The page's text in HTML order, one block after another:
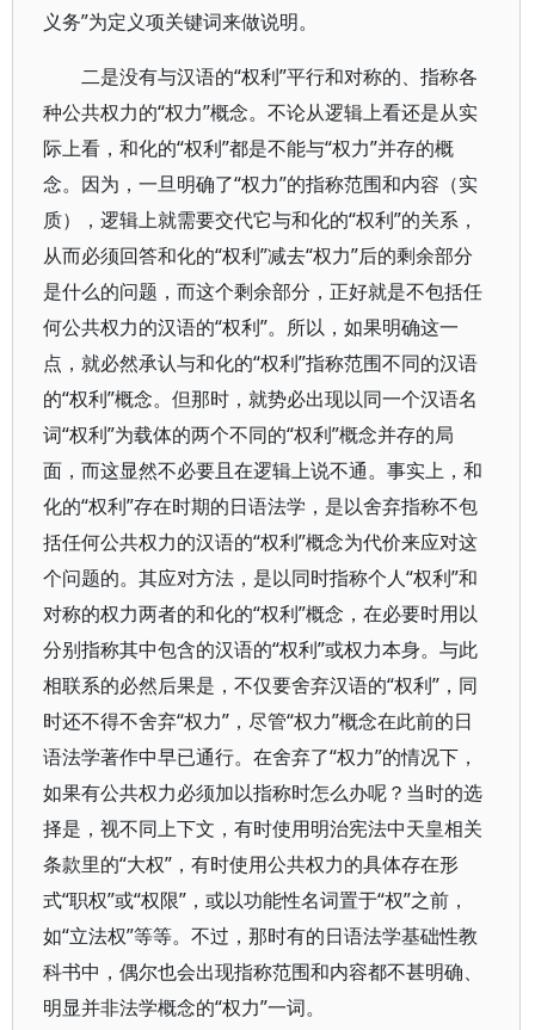
义务”为定义项关键词来做说明。
二是没有与汉语的“权利”平行和对称的、指称各
种公共权力的“权力”概念。不论从逻辑上看还是从实
际上看，和化的“权利”都是不能与“权力”并存的概
念。因为，一旦明确了“权力”的指称范围和内容（实
质），逻辑上就需要交代它与和化的“权利”的关系，
从而必须回答和化的“权利”减去“权力”后的剩余部分
是什么的问题，而这个剩余部分，正好就是不包括任
何公共权力的汉语的“权利”。所以，如果明确这一
点，就必然承认与和化的“权利”指称范围不同的汉语
的“权利”概念。但那时，就势必出现以同一个汉语名
词“权利”为载体的两个不同的“权利”概念并存的局
面，而这显然不必要且在逻辑上说不通。事实上，和
化的“权利”存在时期的日语法学，是以舍弃指称不包
括任何公共权力的汉语的“权利”概念为代价来应对这
个问题的。其应对方法，是以同时指称个人“权利”和
对称的权力两者的和化的“权利”概念，在必要时用以
分别指称其中包含的汉语的“权利”或权力本身。与此
相联系的必然后果是，不仅要舍弃汉语的“权利”，同
时还不得不舍弃“权力”，尽管“权力”概念在此前的日
语法学著作中早已通行。在舍弃了“权力”的情况下，
如果有公共权力必须加以指称时怎么办呢？当时的选
择是，视不同上下文，有时使用明治宪法中天皇相关
条款里的“大权”，有时使用公共权力的具体存在形
式“职权”或“权限”，或以功能性名词置于“权”之前，
如“立法权”等等。不过，那时有的日语法学基础性教
科书中，偶尔也会出现指称范围和内容都不甚明确、
明显并非法学概念的“权力”一词。